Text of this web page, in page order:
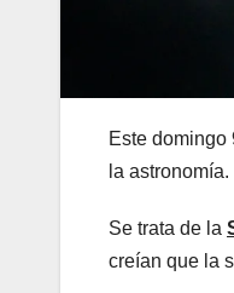
Este
la astronomía.
Se trata de la
creían que la